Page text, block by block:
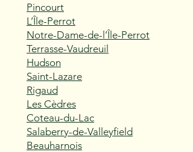
Pincourt
L’Île-Perrot
Notre-Dame-de-l’Île-Perrot
Terrasse-Vaudreuil
Hudson
Saint-Lazare
Rigaud
Les Cèdres
Coteau-du-Lac
Salaberry-de-Valleyfield
Beauharnois